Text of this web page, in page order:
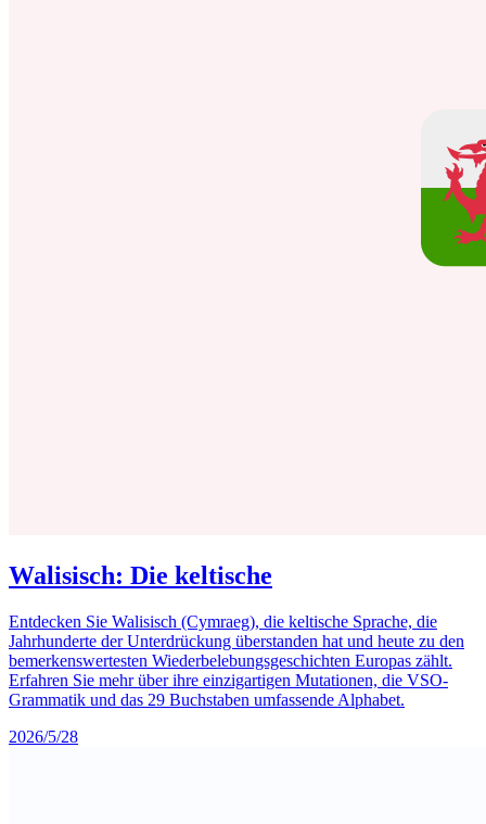
Walisisch: Die keltische
Entdecken Sie Walisisch (Cymraeg), die keltische Sprache, die
Jahrhunderte der Unterdrückung überstanden hat und heute zu den
bemerkenswertesten Wiederbelebungsgeschichten Europas zählt.
Erfahren Sie mehr über ihre einzigartigen Mutationen, die VSO-
Grammatik und das 29 Buchstaben umfassende Alphabet.
2026/5/28